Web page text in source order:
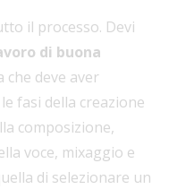
il processo. Devi
di buona
che deve aver
fasi della creazione
composizione,
voce, mixaggio e
di selezionare un